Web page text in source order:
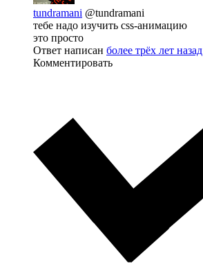
tundramani @tundramani
тебе надо изучить css-анимацию
это просто
Ответ написан более трёх лет назад
Комментировать